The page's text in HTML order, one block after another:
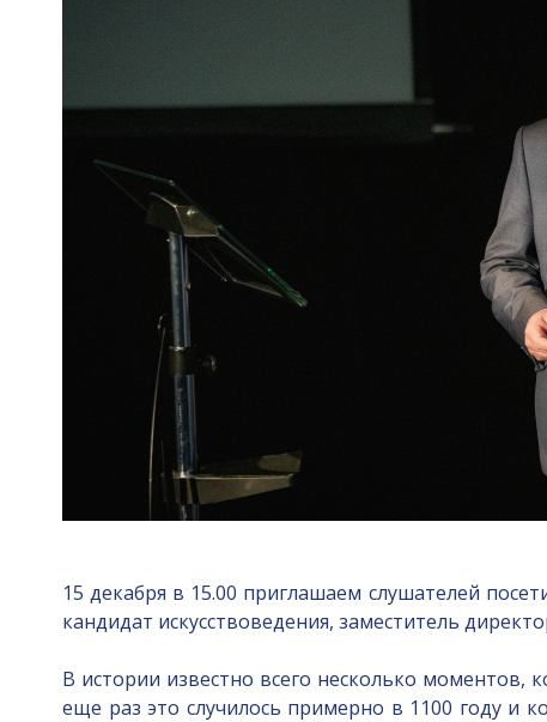
15 декабря в 15.00 приглашаем слушателей
кандидат искусствоведения, заместитель
В истории известно всего несколько
еще раз это случилось примерно в 1100 году и